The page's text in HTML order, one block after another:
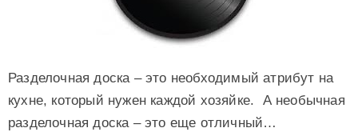
Разделочная доска – это необходимый атрибут на
кухне, который нужен каждой хозяйке. А необычная
разделочная доска – это еще отличный…